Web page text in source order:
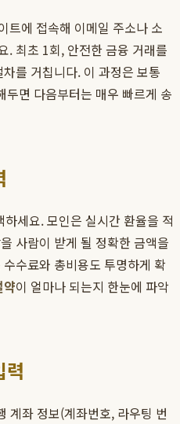
트에 접속해 이메일 주소나 소
. 최초 1회, 안전한 금융 거래를
를 거칩니다. 이 과정은 보통
두면 다음부터는 매우 빠르게 송
세요. 모인은 실시간 환율을 적
사람이 받게 될 정확한 금액을
수료와 총비용도 투명하게 확
이 얼마나 되는지 한눈에 파악
력
계좌 정보(계좌번호, 라우팅 번